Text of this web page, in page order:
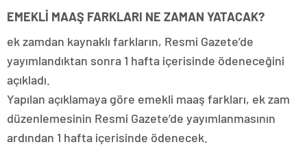
EMEKLİ MAAŞ FARKLARI NE ZAMAN YATACAK?
ek zamdan kaynaklı farkların, Resmi Gazete’de
yayımlandıktan sonra 1 hafta içerisinde ödeneceğini
açıkladı.
Yapılan açıklamaya göre emekli maaş farkları, ek zam
düzenlemesinin Resmi Gazete’de yayımlanmasının
ardından 1 hafta içerisinde ödenecek.